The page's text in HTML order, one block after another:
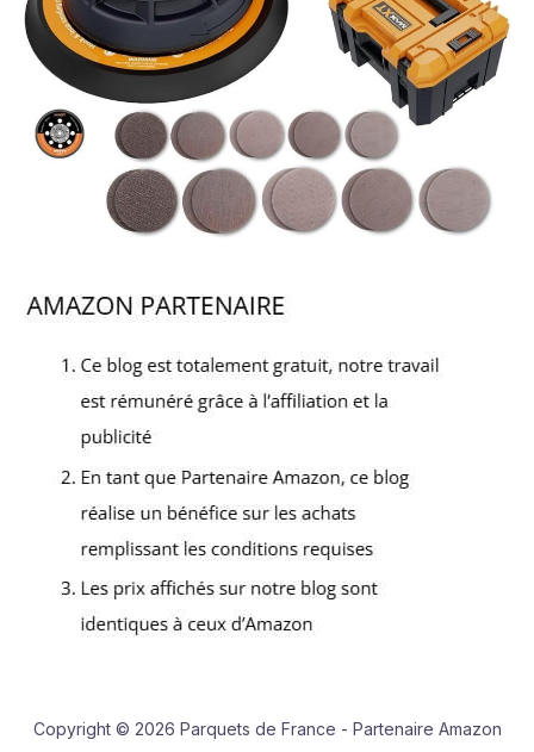
Copyright © 2026 Parquets de France - Partenaire Amazon